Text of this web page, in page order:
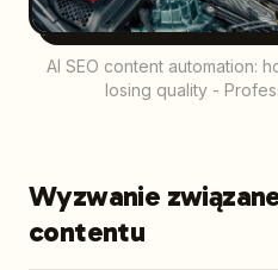
AI SEO content automation:
losing quality -
Wyzwanie
contentu